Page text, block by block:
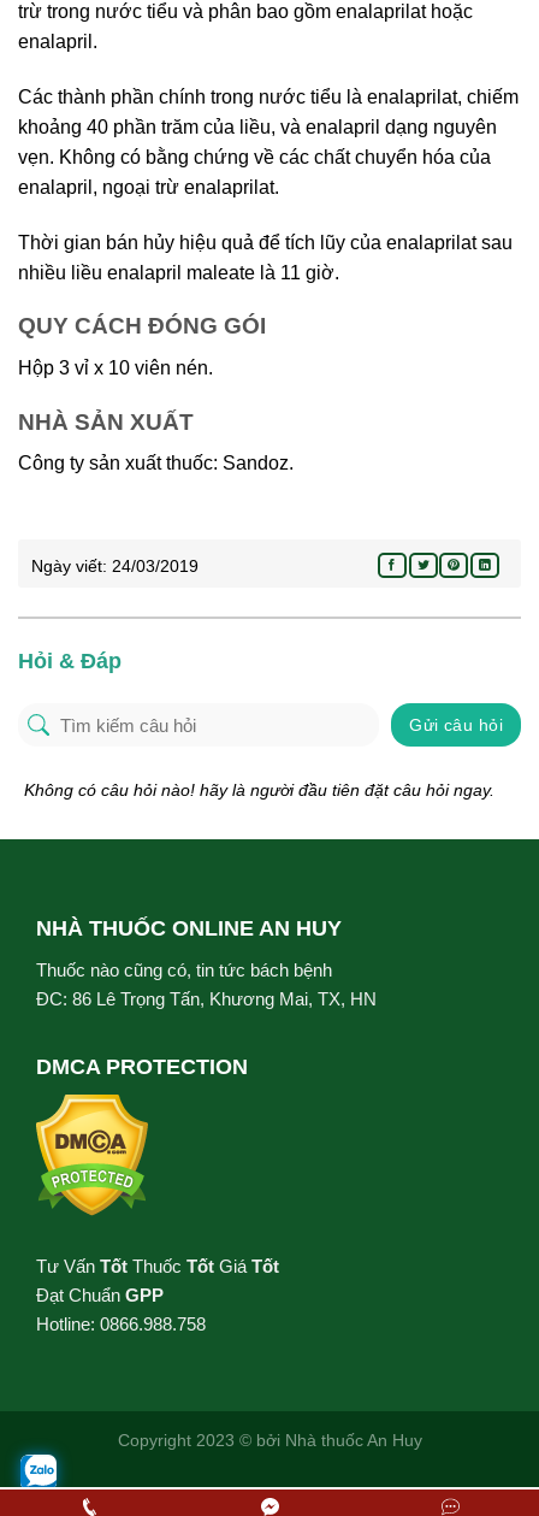
trừ trong nước tiểu và phân bao gồm enalaprilat hoặc
enalapril.
Các thành phần chính trong nước tiểu là enalaprilat, chiếm
khoảng 40 phần trăm của liều, và enalapril dạng nguyên
vẹn. Không có bằng chứng về các chất chuyển hóa của
enalapril, ngoại trừ enalaprilat.
Thời gian bán hủy hiệu quả để tích lũy của enalaprilat sau
nhiều liều enalapril maleate là 11 giờ.
QUY CÁCH ĐÓNG GÓI
Hộp 3 vỉ x 10 viên nén.
NHÀ SẢN XUẤT
Công ty sản xuất thuốc: Sandoz.
Ngày viết: 24/03/2019
Hỏi & Đáp
Gửi câu hỏi
Không có câu hỏi nào! hãy là người đầu tiên đặt câu hỏi ngay.
NHÀ THUỐC ONLINE AN HUY
Thuốc nào cũng có, tin tức bách bệnh
ĐC: 86 Lê Trọng Tấn, Khương Mai, TX, HN
DMCA PROTECTION
Tư Vấn Tốt Thuốc Tốt Giá Tốt
Đạt Chuẩn GPP
Hotline: 0866.988.758
Copyright 2023 © bởi Nhà thuốc An Huy